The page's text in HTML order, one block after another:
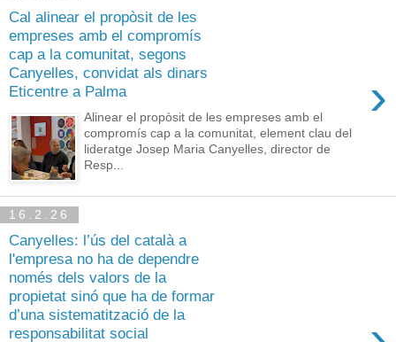
Cal alinear el propòsit de les
empreses amb el compromís
cap a la comunitat, segons
Canyelles, convidat als dinars
Eticentre a Palma
›
Alinear el propòsit de les empreses amb el
compromís cap a la comunitat, element clau del
lideratge Josep Maria Canyelles, director de
Resp...
16.2.26
Canyelles: l’ús del català a
l'empresa no ha de dependre
només dels valors de la
propietat sinó que ha de formar
d’una sistematització de la
responsabilitat social